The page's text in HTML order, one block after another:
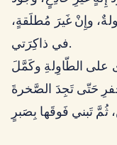
وإِنْ غَيرَ مُطلَقةٍ،
في ذاكِرَتي.
حَتّى تَجِدَ الصَّخرةَ